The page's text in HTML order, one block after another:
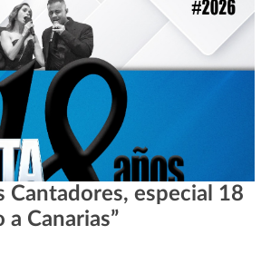
Cantadores, especial 18
Canarias”